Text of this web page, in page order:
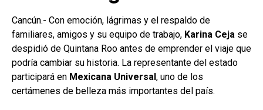
Cancún.- Con emoción, lágrimas y el respaldo de
familiares, amigos y su equipo de trabajo, Karina Ceja se
despidió de Quintana Roo antes de emprender el viaje que
podría cambiar su historia. La representante del estado
participará en Mexicana Universal , uno de los
certámenes de belleza más importantes del país.